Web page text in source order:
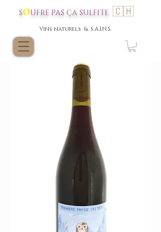
SØUFRE PAS ÇA SULFITE 🇨🇭
Vins naturels & S.A.I.N.S.